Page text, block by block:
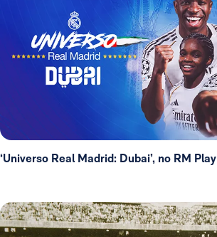
‘Universo Real Madrid: Dubai’, no RM Play